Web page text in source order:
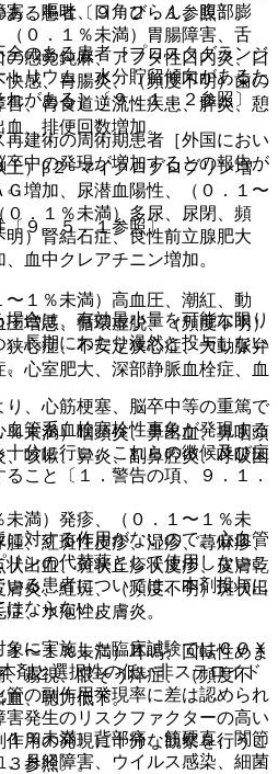
る患者〔９．２．１参照〕。
のある患者［プロスタグランジ
リウム・水分貯留傾向があるた
がある］〔９．１．２参照〕。
建術の周術期患者［外国におい
中の発現が増加するとの報告が
。
９．５．１参照〕。
合は、有効最小量を可能な限り
長期にわたり漫然と投与しない
、心筋梗塞、脳卒中等の重篤で
管系血栓塞栓性事象が発現する
分に行い、これらの徴候及び症
こと〔１．警告の項、９．１．
対する作用がないので、心血管
ンの代替薬として使用しないこ
る患者については、本剤投与に
はならない。
に実施した臨床試験ではＣＯＸ
剤と選択性の低い非ステロイド
の副作用発現率に差は認められ
発生のリスクファクターの高い
用の発現に十分な観察を行うこ
３参照〕。
、嘔吐、口角びらん、腹部膨
０．１％未満）胃腸障害、舌
感覚鈍麻、アフタ性口内炎、口
感、胃腸炎、（頻度不明）歯の
、胃食道逆流性疾患、膵炎、憩
、排便回数増加。
）β２−マイクログロブリン増
増加、尿潜血陽性、（０．１〜
０．１％未満）多尿、尿閉、頻
）腎結石症、良性前立腺肥大
血中クレアチニン増加。
１％未満）高血圧、潮紅、動
増悪、循環虚脱、（頻度不明）
心症、不安定狭心症、大動脈弁
心室肥大、深部静脈血栓症、血
未満）咽頭炎、鼻出血、鼻咽頭
咳嗽、鼻炎、副鼻腔炎、呼吸困
満）発疹、（０．１〜１％未
、紅斑性皮疹、湿疹、蕁麻疹、
出血、斑状丘疹状皮疹、皮膚乾
炎、紅斑、（頻度不明）斑状出
、水疱性皮膚炎。
〜１％未満）耳鳴、回転性めま
霧視、眼そう痒症、（頻度不
血、聴力低下。
％未満）背部痛、筋硬直、関節
月経障害、ウイルス感染、細菌